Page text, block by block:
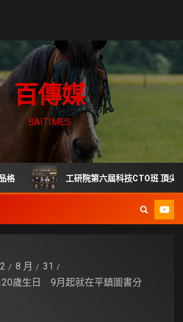
百傳媒
BAITIMES
工研院第六屆科技CTO班 頂尖專家齊聚
8 月
31
歲生日 9月起就在平鎮圖書分